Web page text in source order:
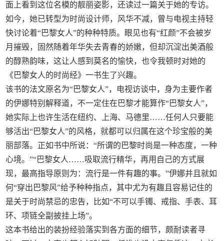
面上看到这位名模的靓丽姿影，还读过一篇关于她的专访。
如今，她已转型为时尚设计师，风华不减，曾与电视主持轻
快讨论着“巴黎女人”的种种特质。眼见也有“红颜”不会被岁
月摧毁，固然随着年华失去青春的娇嫩，但却沉淀出美酒般
的醇熟韵味，这让人感到莫名的愉快，也令我顿时对她的
《巴黎女人的时尚经》一书生了兴趣。
该书的法文原名为“巴黎女人”，电视访谈中，身为主要作者
的伊娜特别解释道，不一定住在巴黎才能算作“巴黎女人”，
她实际上也许生活在纽约、上海、马德里……任何人只要能
够活出“巴黎女人”的风格，就都可以归属在这个珍宝般的美
丽部落。正如书中所说：“所谓的巴黎时尚是一种态度，一种
心境。”“巴黎女人……吸取流行精华，再用自己的方式展
现，最高指导原则为：流行是一件有趣的事。”伊娜并且就如
何“穿出巴黎风”给予种种指点，其中尤为有趣且容易记住的
是关于时尚禁忌的忠告，比如“不可以手镯、戒指、手表、耳
环、项链全副披挂上场”。
这本书给出的装扮经验落实到各方面的细节，颇耐读者寻